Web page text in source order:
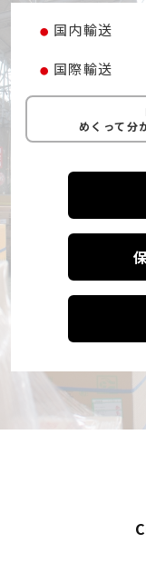
国内輸送
国際輸送
めくって分